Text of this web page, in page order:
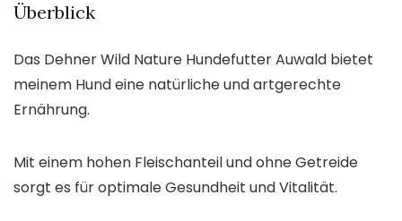
Überblick
Das Dehner Wild Nature Hundefutter Auwald bietet
meinem Hund eine natürliche und artgerechte
Ernährung.
Mit einem hohen Fleischanteil und ohne Getreide
sorgt es für optimale Gesundheit und Vitalität.